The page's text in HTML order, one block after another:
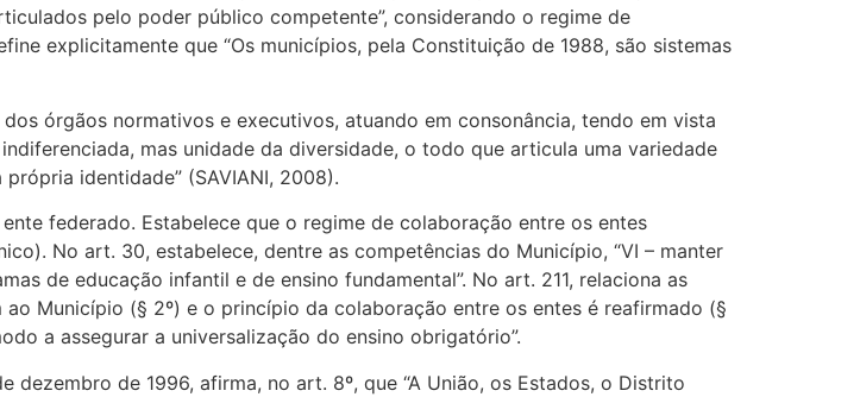
pelo poder público competente”, considerando o regime de
explicitamente que “Os municípios, pela Constituição de 1988, são sistemas
órgãos normativos e executivos, atuando em consonância, tendo em vista
mas unidade da diversidade, o todo que articula uma variedade
identidade” (SAVIANI, 2008).
federado. Estabelece que o regime de colaboração entre os entes
No art. 30, estabelece, dentre as competências do Município, “VI – manter
de educação infantil e de ensino fundamental”. No art. 211, relaciona as
Município (§ 2º) e o princípio da colaboração entre os entes é reafirmado (§
a assegurar a universalização do ensino obrigatório”.
de 1996, afirma, no art. 8º, que “A União, os Estados, o Distrito